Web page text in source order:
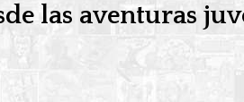
las aventuras